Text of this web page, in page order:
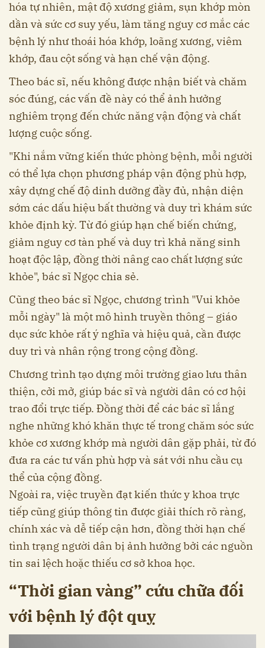
hóa tự nhiên, mật độ xương giảm, sụn khớp mòn
dần và sức cơ suy yếu, làm tăng nguy cơ mắc các
bệnh lý như thoái hóa khớp, loãng xương, viêm
khớp, đau cột sống và hạn chế vận động.
Theo bác sĩ, nếu không được nhận biết và chăm
sóc đúng, các vấn đề này có thể ảnh hưởng
nghiêm trọng đến chức năng vận động và chất
lượng cuộc sống.
"Khi nắm vững kiến thức phòng bệnh, mỗi người
có thể lựa chọn phương pháp vận động phù hợp,
xây dựng chế độ dinh dưỡng đầy đủ, nhận diện
sớm các dấu hiệu bất thường và duy trì khám sức
khỏe định kỳ. Từ đó giúp hạn chế biến chứng,
giảm nguy cơ tàn phế và duy trì khả năng sinh
hoạt độc lập, đồng thời nâng cao chất lượng sức
khỏe", bác sĩ Ngọc chia sẻ.
Cũng theo bác sĩ Ngọc, chương trình "Vui khỏe
mỗi ngày" là một mô hình truyền thông – giáo
dục sức khỏe rất ý nghĩa và hiệu quả, cần được
duy trì và nhân rộng trong cộng đồng.
Chương trình tạo dựng môi trường giao lưu thân
thiện, cởi mở, giúp bác sĩ và người dân có cơ hội
trao đổi trực tiếp. Đồng thời để các bác sĩ lắng
nghe những khó khăn thực tế trong chăm sóc sức
khỏe cơ xương khớp mà người dân gặp phải, từ đó
đưa ra các tư vấn phù hợp và sát với nhu cầu cụ
thể của cộng đồng.
Ngoài ra, việc truyền đạt kiến thức y khoa trực
tiếp cũng giúp thông tin được giải thích rõ ràng,
chính xác và dễ tiếp cận hơn, đồng thời hạn chế
tình trạng người dân bị ảnh hưởng bởi các nguồn
tin sai lệch hoặc thiếu cơ sở khoa học.
“Thời gian vàng” cứu chữa đối
với bệnh lý đột quỵ